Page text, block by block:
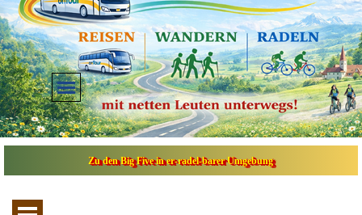
Menü überspringen
Zu den Big Five in er-radel-barer Umgebung